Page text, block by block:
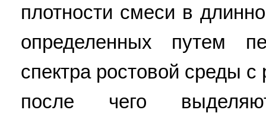
плотности смеси в
определенных путем
спектра ростовой среды
после чего